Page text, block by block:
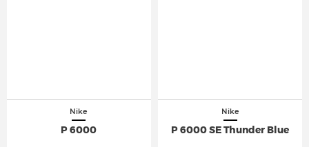
Nike
P 6000
Nike
P 6000 SE Thunder Blue